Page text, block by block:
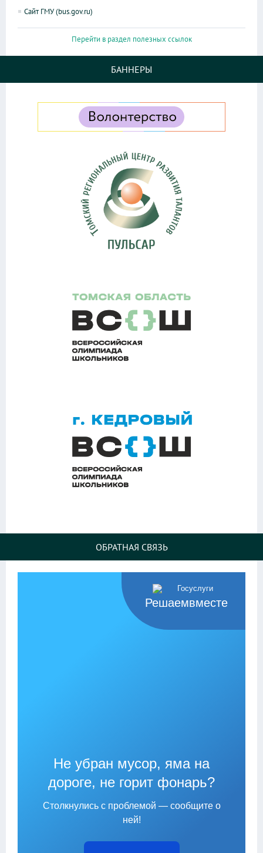
Сайт ГМУ (bus.gov.ru)
Перейти в раздел полезных ссылок
БАННЕРЫ
ОБРАТНАЯ СВЯЗЬ
Решаемвместе
Не убран мусор, яма на
дороге, не горит фонарь?
Столкнулись с проблемой — сообщите о
ней!